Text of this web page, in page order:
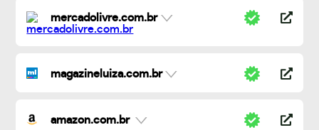
mercadolivre.com.br
magazineluiza.com.br
amazon.com.br